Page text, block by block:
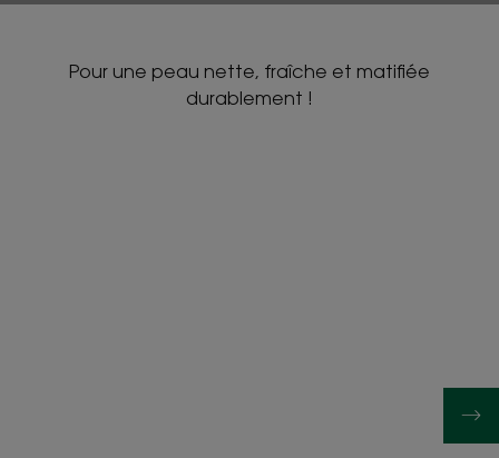
Pour une peau nette, fraîche et matifiée
durablement !